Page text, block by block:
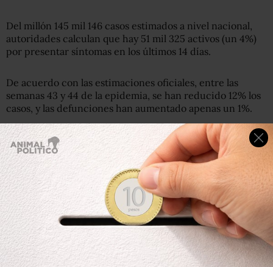
Del millón 145 mil 146 casos estimados a nivel nacional,
autoridades calculan que hay 51 mil 325 activos (un 4%)
por presentar síntomas en los últimos 14 días.
De acuerdo con las estimaciones oficiales, entre las
semanas 43 y 44 de la epidemia, se han reducido 12% los
casos, y las defunciones han aumentado apenas un 1%.